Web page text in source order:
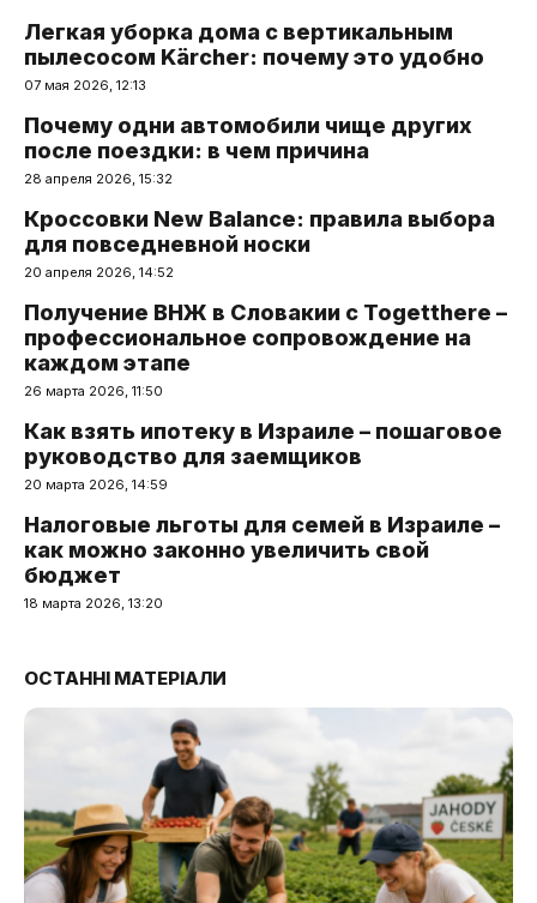
Легкая уборка дома с вертикальным
пылесосом Kärcher: почему это удобно
07 мая 2026, 12:13
Почему одни автомобили чище других
после поездки: в чем причина
28 апреля 2026, 15:32
Кроссовки New Balance: правила выбора
для повседневной носки
20 апреля 2026, 14:52
Получение ВНЖ в Словакии с Togetthere –
профессиональное сопровождение на
каждом этапе
26 марта 2026, 11:50
Как взять ипотеку в Израиле – пошаговое
руководство для заемщиков
20 марта 2026, 14:59
Налоговые льготы для семей в Израиле –
как можно законно увеличить свой
бюджет
18 марта 2026, 13:20
ОСТАННІ МАТЕРІАЛИ